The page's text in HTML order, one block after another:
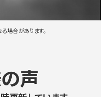
場合があります。
声